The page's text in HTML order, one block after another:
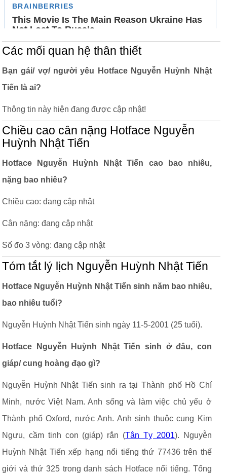
Các mối quan hệ thân thiết
Bạn gái/ vợ/ người yêu Hotface Nguyễn Huỳnh Nhật
Tiến là ai?
Thông tin này hiện đang được cập nhật!
Chiều cao cân nặng Hotface Nguyễn
Huỳnh Nhật Tiến
Hotface Nguyễn Huỳnh Nhật Tiến cao bao nhiêu,
nặng bao nhiêu?
Chiều cao: đang cập nhật
Cân nặng: đang cập nhật
Số đo 3 vòng: đang cập nhật
Tóm tắt lý lịch Nguyễn Huỳnh Nhật Tiến
Hotface Nguyễn Huỳnh Nhật Tiến sinh năm bao nhiêu,
bao nhiêu tuổi?
Nguyễn Huỳnh Nhật Tiến sinh ngày 11-5-2001 (25 tuổi).
Hotface Nguyễn Huỳnh Nhật Tiến sinh ở đâu, con
giáp/ cung hoàng đạo gì?
Nguyễn Huỳnh Nhật Tiến sinh ra tại Thành phố Hồ Chí
Minh, nước Việt Nam. Anh sống và làm việc chủ yếu ở
Thành phố Oxford, nước Anh. Anh sinh thuộc cung Kim
Ngưu, cầm tinh con (giáp) rắn (Tân Tỵ 2001). Nguyễn
Huỳnh Nhật Tiến xếp hạng nổi tiếng thứ 77436 trên thế
giới và thứ 325 trong danh sách Hotface nổi tiếng. Tổng